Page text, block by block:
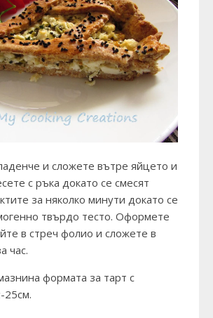
и сложете вътре яйцето и
с ръка докато се смесят
за няколко минути докато се
твърдо тесто. Оформете
в стреч фолио и сложете в
час.
формата за тарт с
25см.